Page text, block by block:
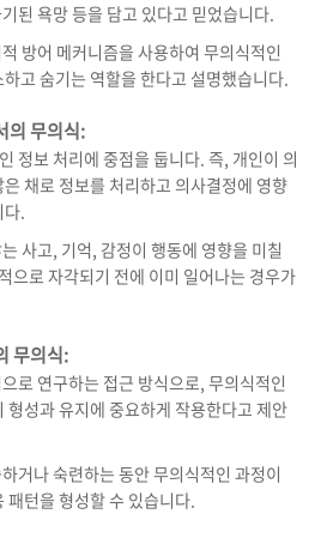
된 욕망 등을 담고 있다고 믿었습니다.
방어 메커니즘을 사용하여 무의식적인
고 숨기는 역할을 한다고 설명했습니다.
의 무의식:
정보 처리에 중점을 둡니다. 즉, 개인이 의
채로 정보를 처리하고 의사결정에 영향
다.
사고, 기억, 감정이 행동에 영향을 미칠
으로 자각되기 전에 이미 일어나는 경우가
무의식:
로 연구하는 접근 방식으로, 무의식적인
형성과 유지에 중요하게 작용한다고 제안
거나 숙련하는 동안 무의식적인 과정이
패턴을 형성할 수 있습니다.